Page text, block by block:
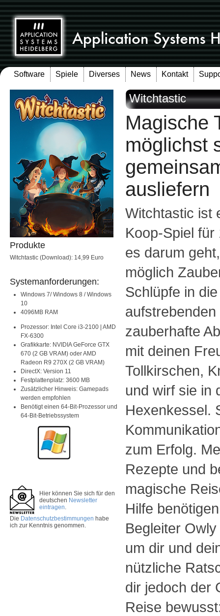
Software Spiele Diverses News Kontakt
Produkte
Witchtastic (Download): 14,99 Euro
Systemanforderungen:
Windows 7/ Windows 8 / Windows
10
4096MB RAM
Prozessor: Intel Core i3-2100 | AMD
FX-6300
Grafikkarte: NVIDIA GeForce GTX
670 (2 GB VRAM) oder AMD
Radeon R9 270X (2 GB VRAM)
DirectX: Version 11
Festplattenplatz: 3600 MB
Zusätzlicher Hinweis: Gamepads
werden empfohlen
Benötigt einen 64-Bit-Prozessor und
64-Bit-Betriebssystem
Hier können Sie sich für den
deutschen Newsletter
eintragen
Die Datenschutzbestimmungen habe
ich zur Kenntnis genommen.
Witchtastic
Magische
möglichst
ausliefern
Witchtastic ist
Koop-Spiel für
es darum
möglich
Schlüpfe in
zauberhafte
mit deinen
Tollkirschen,
und wirf sie in
Hexenkessel.
zum Erfolg.
Rezepte und
magische
Hilfe
Begleiter
um dir und
nützliche
dir jedoch der
Reise